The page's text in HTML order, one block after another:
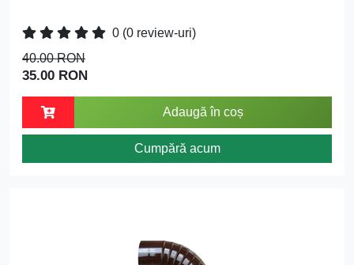
0 (0 review-uri)
40.00 RON
35.00 RON
Adaugă în coș
Cumpără acum